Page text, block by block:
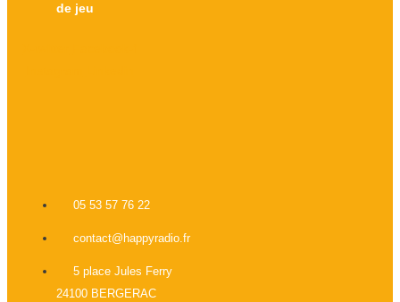
de jeu
05 53 57 76 22
contact@happyradio.fr
5 place Jules Ferry
24100 BERGERAC